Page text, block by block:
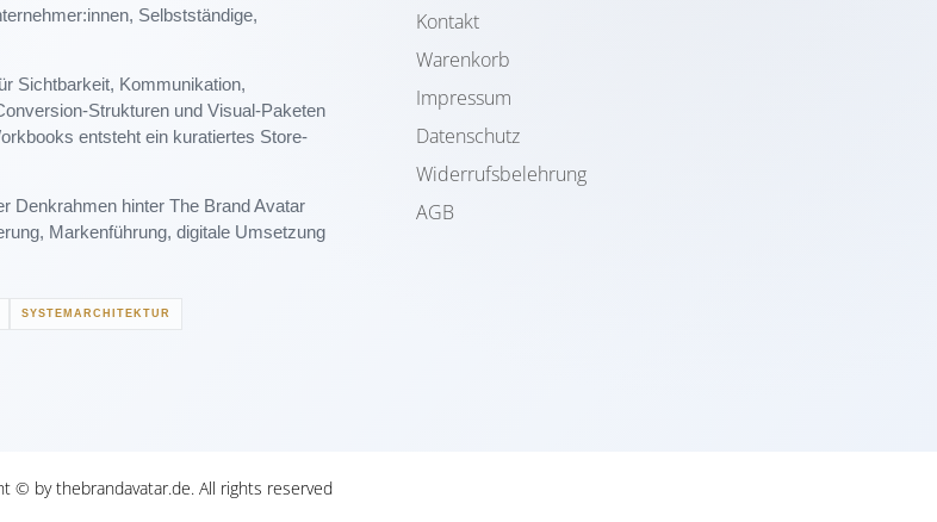
Selbstständige,
Sichtbarkeit, Kommunikation,
Strukturen und Visual-Paketen
entsteht ein kuratiertes Store-
Denkrahmen hinter The Brand Avatar
Markenführung, digitale Umsetzung
SYSTEMARCHITEKTUR
Kontakt
Warenkorb
Impressum
Datenschutz
Widerrufsbelehrung
AGB
© by thebrandavatar.de. All rights reserved